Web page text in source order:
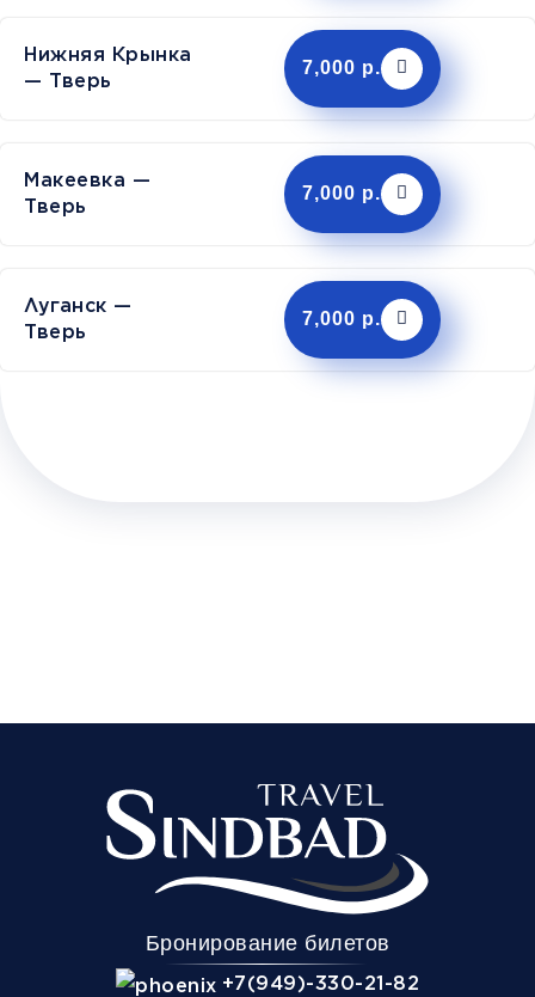
Нижняя Крынка
— Тверь
7,000 р.
Макеевка —
Тверь
7,000 р.
Луганск —
Тверь
7,000 р.
Бронирование билетов
+7(949)-330-21-82